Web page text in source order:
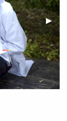
Next
▶︎